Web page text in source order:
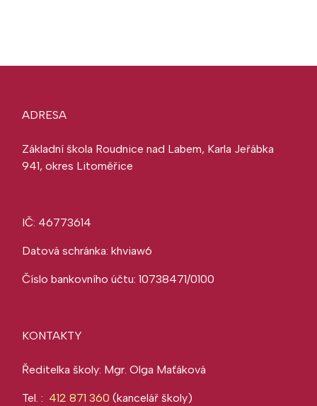
ADRESA
Základní škola Roudnice nad Labem, Karla Jeřábka
941, okres Litoměřice
IČ: 46773614
Datová schránka: khviaw6
Číslo bankovního účtu: 10738471/0100
KONTAKTY
Ředitelka školy: Mgr. Olga Maťáková
Tel. : 412 871 360 (kancelář školy)